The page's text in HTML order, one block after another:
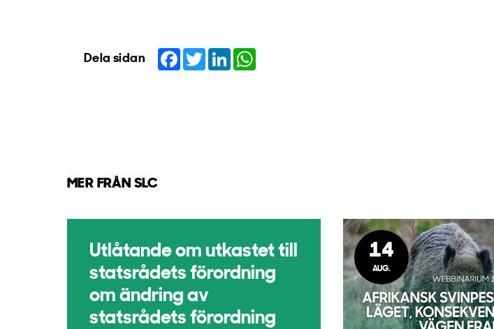
Dela sidan Facebook
TwitterLinkedIn
MER FRÅN SLC
Utlåtande om utkastet till
statsrådets förordning
om ändring av
statsrådets förordning
14
AUG.